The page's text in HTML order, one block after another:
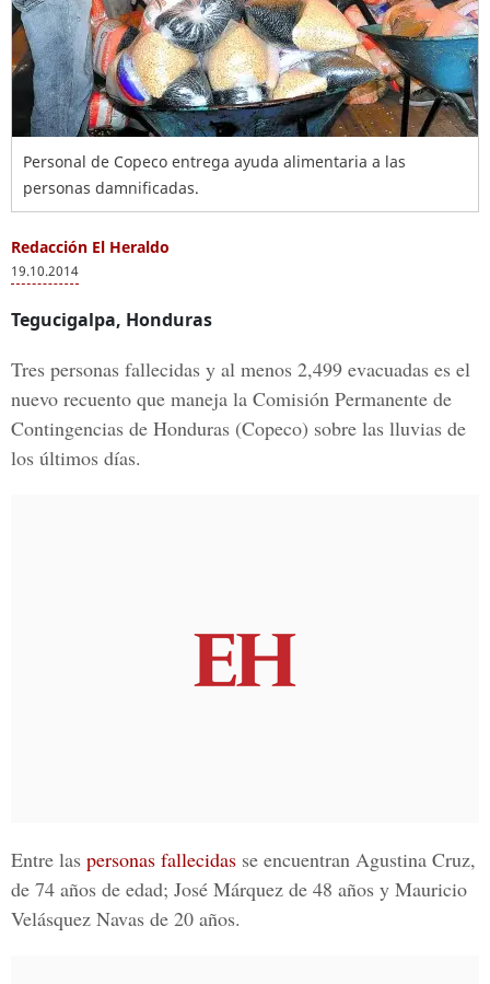
Personal de Copeco entrega ayuda alimentaria a las
personas damnificadas.
Redacción El Heraldo
19.10.2014
Tegucigalpa, Honduras
Tres personas fallecidas y al menos 2,499 evacuadas es el
nuevo recuento que maneja la Comisión Permanente de
Contingencias de Honduras (Copeco) sobre las lluvias de
los últimos días.
Entre las personas fallecidas se encuentran Agustina Cruz,
de 74 años de edad; José Márquez de 48 años y Mauricio
Velásquez Navas de 20 años.